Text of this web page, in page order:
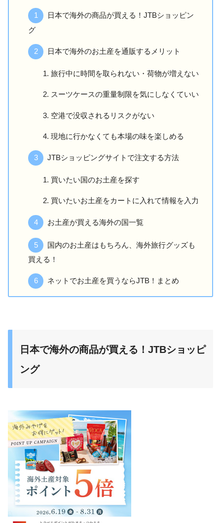
日本で海外の商品が買える！JTBショッピン
グ
日本で海外のお土産を通販するメリット
旅行中に時間を取られない・荷物が増えない
スーツケースの重量制限を気にしなくていい
空港で没収されるリスクがない
現地に行かなくても本場の味を楽しめる
JTBショッピングサイトで注文する方法
買いたい国のお土産を探す
買いたいお土産をカートに入れて情報を入力
お土産が買える海外の国一覧
国内のお土産はもちろん、海外旅行グッズも
買える！
ネットでお土産を買うならJTB！まとめ
日本で海外の商品が買える！JTBショッピ
ング